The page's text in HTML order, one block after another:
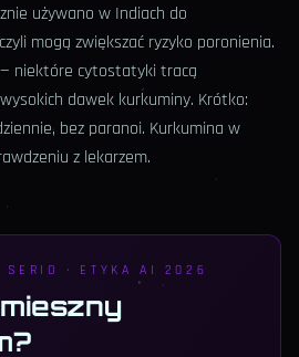
używano w Indiach do
mogą zwiększać ryzyko poronienia.
— niektóre cytostatyki tracą
dawek kurkuminy. Krótko:
bez paranoi. Kurkumina w
z lekarzem.
SERIO · ETYKA AI 2026